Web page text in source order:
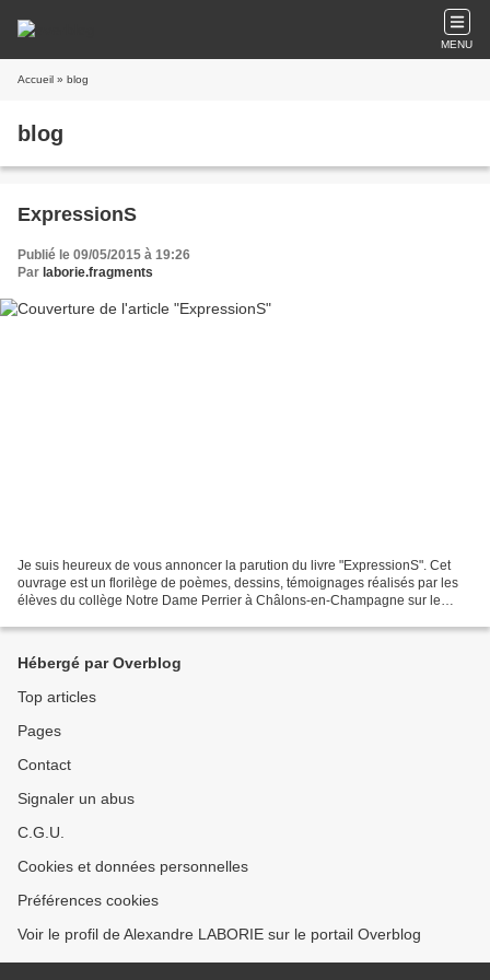
MENU
Accueil » blog
blog
ExpressionS
Publié le 09/05/2015 à 19:26
Par laborie.fragments
Je suis heureux de vous annoncer la parution du livre "ExpressionS". Cet
ouvrage est un florilège de poèmes, dessins, témoignages réalisés par les
élèves du collège Notre Dame Perrier à Châlons-en-Champagne sur le
Hébergé par Overblog
Top articles
Pages
Contact
Signaler un abus
C.G.U.
Cookies et données personnelles
Préférences cookies
Voir le profil de Alexandre LABORIE sur le portail Overblog